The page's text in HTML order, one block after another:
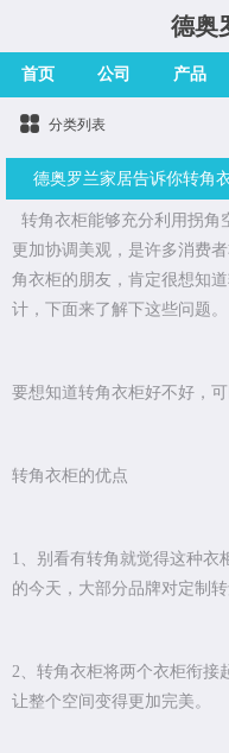
德奥
首页 公司 产品
分类列表
德奥罗兰家居告诉你转角
转角衣柜能够充分利用拐角
更加协调美观，是许多消费
角衣柜的朋友，肯定很想知
计，下面来了解下这些问题。
要想知道转角衣柜好不好，
转角衣柜的优点
1、别看有转角就觉得这种衣
的今天，大部分品牌对定制
2、转角衣柜将两个衣柜衔接
让整个空间变得更加完美。